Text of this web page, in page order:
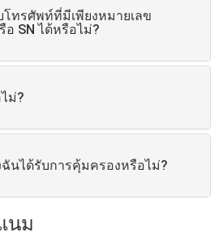
ทรศัพท์ที่มีเพียงหมายเลข
SN ได้หรือไม่?
ม่?
นได้รับการคุ้มครองหรือไม่?
นม